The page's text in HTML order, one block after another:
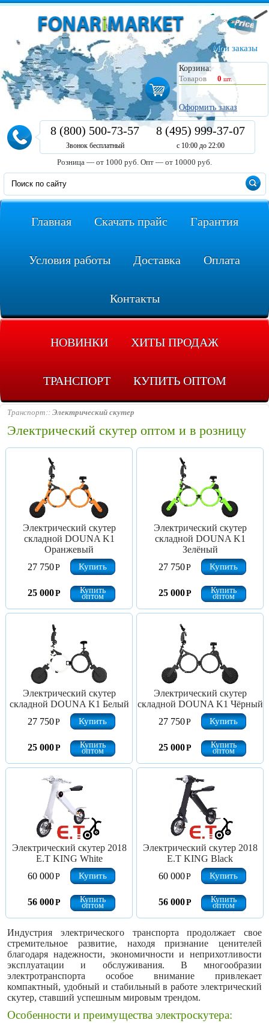
Мои заказы
Корзина:
Товаров
0 шт.
Оформить заказ
8 (800) 500-73-57
Звонок бесплатный
8 (495) 999-37-07
с 10:00 до 22:00
Розница — от 1000 руб. Опт — от 10000 руб.
Главная Скачать прайс Гарантия
Условия работы Доставка Оплата
Контакты
НОВИНКИ ХИТЫ ПРОДАЖ
ТРАНСПОРТ КУПИТЬ ОПТОМ
Транспорт Электрический скутер
Электрический скутер оптом и в розницу
Электрический скутер
складной DOUNA K1
Оранжевый
27 750Р Купить
25 000Р Купить
оптом
Электрический скутер
складной DOUNA K1
Зелёный
27 750Р Купить
25 000Р Купить
оптом
Электрический скутер
складной DOUNA K1 Белый
27 750Р Купить
25 000Р Купить
оптом
Электрический скутер
складной DOUNA K1 Чёрный
27 750Р Купить
25 000Р Купить
оптом
Электрический скутер 2018
E.T KING White
60 000Р Купить
56 000Р Купить
оптом
Электрический скутер 2018
E.T KING Black
60 000Р Купить
56 000Р Купить
оптом
Индустрия электрического транспорта продолжает свое
стремительное развитие, находя признание ценителей
благодаря надежности, экономичности и неприхотливости
эксплуатации и обслуживания. В многообразии
электротранспорта особое внимание привлекает
компактный, удобный и стабильный в работе электрический
скутер, ставший успешным мировым трендом.
Особенности и преимущества электроскутера: